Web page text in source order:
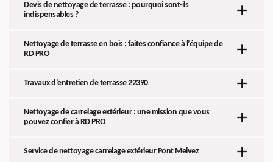
Devis de nettoyage de terrasse : pourquoi sont-ils
indispensables ?
Nettoyage de terrasse en bois : faites confiance à l’équipe de
RD PRO
Travaux d’entretien de terrasse 22390
Nettoyage de carrelage extérieur : une mission que vous
pouvez confier à RD PRO
Service de nettoyage carrelage extérieur Pont Melvez